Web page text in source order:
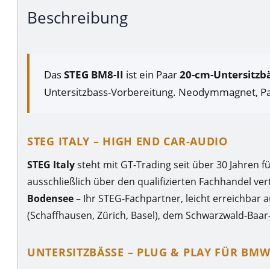
Beschreibung
DasSTEG BM8-II ist ein Paar20-cm-
Untersitzbass-Vorbereitung. Neodymmagnet,
STEG ITALY – HIGH END CAR-AUDIO
STEG Italysteht mit GT-Trading seit über 30 Jahren
ausschließlich über den qualifizierten Fachhandel
Bodensee– Ihr STEG-Fachpartner, leicht erreichbar
(Schaffhausen, Zürich, Basel), dem Schwarzwald-
UNTERSITZBÄSSE – PLUG & PLAY FÜR